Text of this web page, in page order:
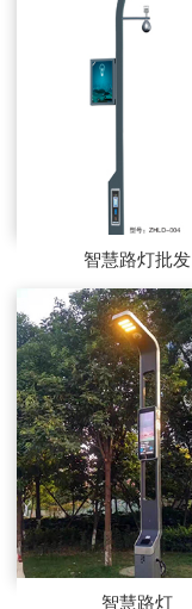
智慧路灯批发
智慧路灯